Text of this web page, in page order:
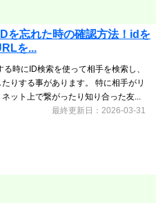
を忘れた時の確認方法！idを
を...
る時にID検索を使って相手を検索し、
りする事があります。 特に相手がリ
ット上で繋がったり知り合った友...
最終更新日：2026-03-31